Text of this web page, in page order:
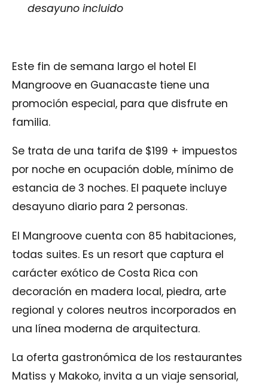
desayuno incluido
Este fin de semana largo el hotel El
Mangroove en Guanacaste tiene una
promoción especial, para que disfrute en
familia.
Se trata de una tarifa de $199 + impuestos
por noche en ocupación doble, mínimo de
estancia de 3 noches. El paquete incluye
desayuno diario para 2 personas.
El Mangroove cuenta con 85 habitaciones,
todas suites. Es un resort que captura el
carácter exótico de Costa Rica con
decoración en madera local, piedra, arte
regional y colores neutros incorporados en
una línea moderna de arquitectura.
La oferta gastronómica de los restaurantes
Matiss y Makoko, invita a un viaje sensorial,